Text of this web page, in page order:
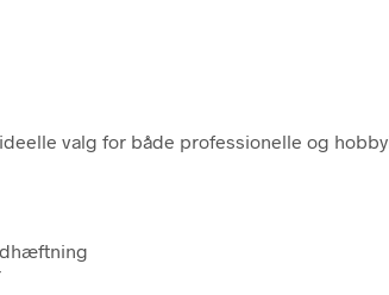
valg for både professionelle og